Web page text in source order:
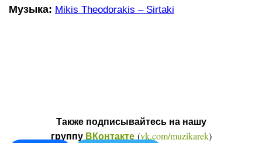
Музыка: Mikis Theodorakis – Sirtaki
Также подписывайтесь на нашу
группу ВКонтакте(vk.com/muzikarek)